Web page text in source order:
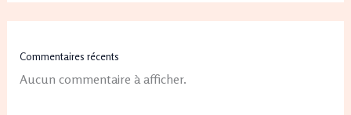
Commentaires récents
Aucun commentaire à afficher.